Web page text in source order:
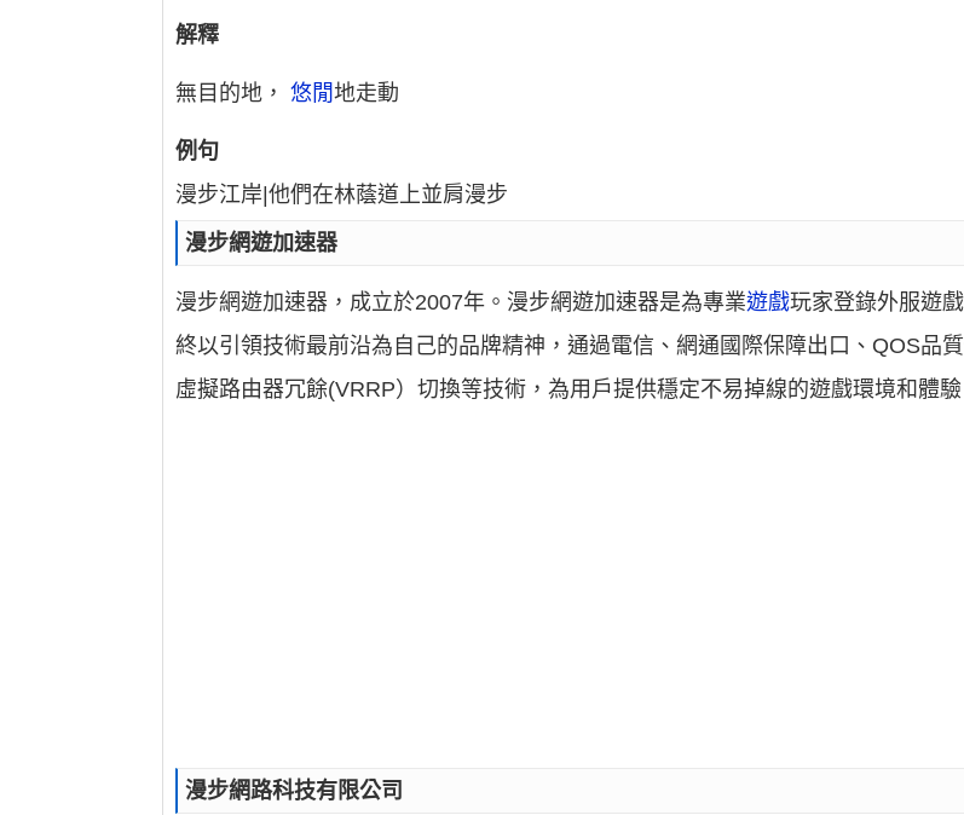
解釋
無目的地，悠閒地走動
例句
漫步江岸|他們在林蔭道上並肩漫步
漫步網遊加速器
漫步網遊加速器，成立於2007年。漫步網遊加速器是為專業遊戲玩家登錄外服遊
終以引領技術最前沿為自己的品牌精神，通過電信、網通國際保障出口、QOS品
虛擬路由器冗餘(VRRP）切換等技術，為用戶提供穩定不易掉線的遊戲環境和體驗
漫步網路科技有限公司